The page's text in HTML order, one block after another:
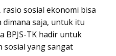
sosial ekonomi bisa
dimana saja, untuk itu
BPJS-TK hadir untuk
sosial yang sangat